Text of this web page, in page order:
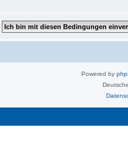
Powered by